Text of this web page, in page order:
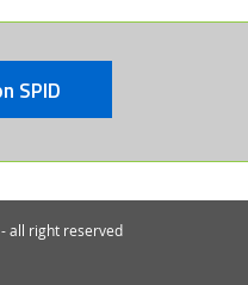
SPID
all right reserved